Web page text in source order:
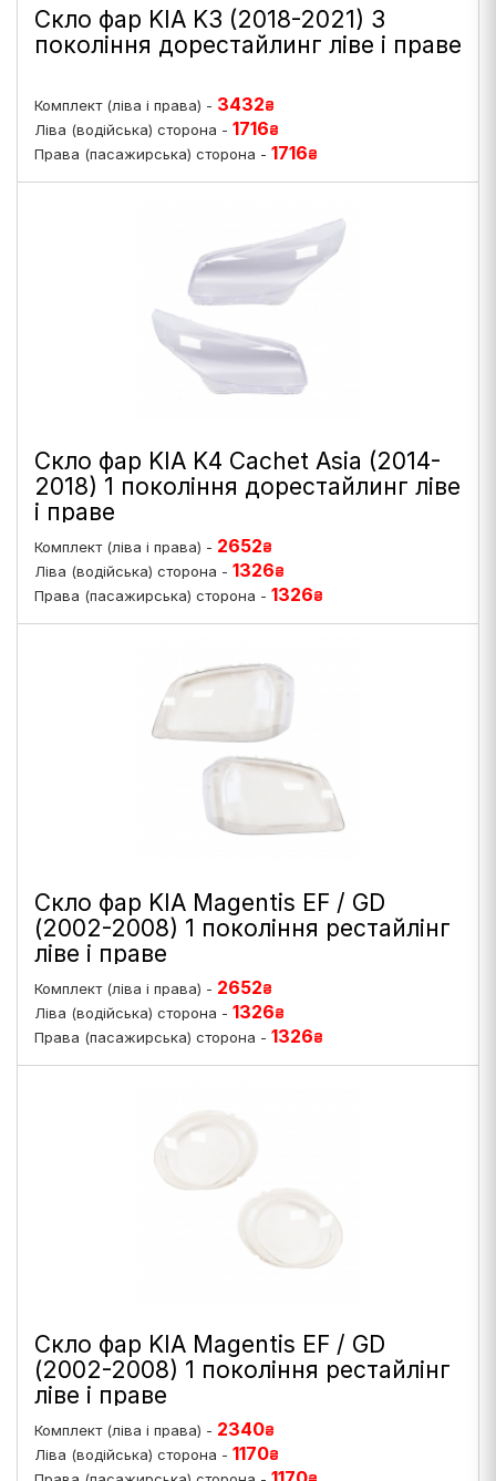
Скло фар KIA K3 (2018-2021) 3
покоління дорестайлинг ліве і праве
Комплект (ліва і права) - 3432₴
Ліва (водійська) сторона - 1716₴
Права (пасажирська) сторона - 1716₴
Скло фар KIA K4 Cachet Asia (2014-
2018) 1 покоління дорестайлинг ліве
і праве
Комплект (ліва і права) - 2652₴
Ліва (водійська) сторона - 1326₴
Права (пасажирська) сторона - 1326₴
Скло фар KIA Magentis EF / GD
(2002-2008) 1 покоління рестайлінг
ліве і праве
Комплект (ліва і права) - 2652₴
Ліва (водійська) сторона - 1326₴
Права (пасажирська) сторона - 1326₴
Скло фар KIA Magentis EF / GD
(2002-2008) 1 покоління рестайлінг
ліве і праве
Комплект (ліва і права) - 2340₴
Ліва (водійська) сторона - 1170₴